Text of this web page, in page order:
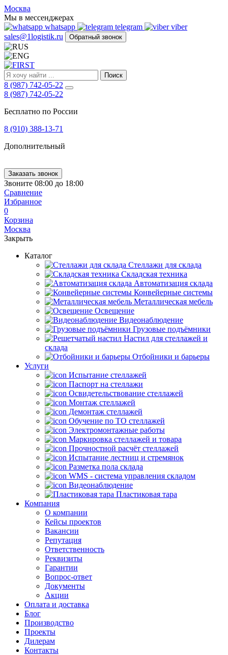
FIRST
Адрес
и
телефон:
Москва,
Алтуфьевское
ш.
д.
48,
корпус
2,
офис
127549
Россия
250-
21-
51,
E-
mail:
sales@1Logistik.ru
Москва
Мы в мессенджерах
whatsapp
telegram
viber
sales@1logistik.ru
Обратный звонок
Поиск
8 (987) 742-05-22
8 (987) 742-05-22
Бесплатно по России
8 (910) 388-13-71
Дополнительный
Заказать звонок
Звоните 08:00 до 18:00
Сравнение
Избранное
0
Корзина
Москва
Закрыть
Каталог
Cтеллажи для склада
Складская техника
Автоматизация склада
Конвейерные системы
Металлическая мебель
Освещение
Видеонаблюдение
Грузовые подъёмники
Настил для стеллажей и
склада
Отбойники и барьеры
Услуги
Испытание стеллажей
Паспорт на стеллажи
Освидетельствование стеллажей
Монтаж стеллажей
Демонтаж стеллажей
Обучение по ТО стеллажей
Электромонтажные работы
Маркировка стеллажей и товара
Прочностной расчёт стеллажей
Испытание лестниц и стремянок
Разметка пола склада
WMS - система управления складом
Видеонаблюдение
Пластиковая тара
Компания
О компании
Кейсы проектов
Вакансии
Репутация
Ответственность
Реквизиты
Гарантии
Вопрос-ответ
Документы
Акции
Оплата и доставка
Блог
Производство
Проекты
Дилерам
Контакты